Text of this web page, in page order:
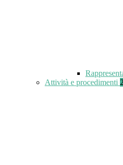
Attività e procedimenti 2